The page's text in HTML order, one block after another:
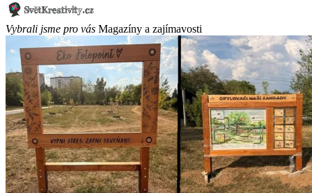
Vybrali jsme pro vás Magazíny a zajímavosti